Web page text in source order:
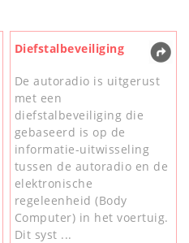
Diefstalbeveiliging
De autoradio is uitgerust
met een
diefstalbeveiliging die
gebaseerd is op de
informatie-uitwisseling
tussen de autoradio en de
elektronische
regeleenheid (Body
Computer) in het voertuig.
Dit syst ...